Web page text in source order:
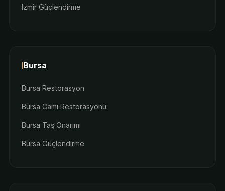
Izmir Güçlendirme
Bursa
Bursa Restorasyon
Bursa Cami Restorasyonu
Bursa Taş Onarımı
Bursa Güçlendirme